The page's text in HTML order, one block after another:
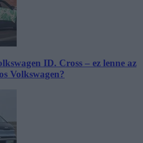
ID. Cross – ez lenne az
Volkswagen?